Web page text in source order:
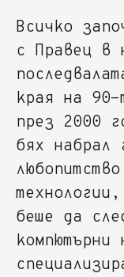
Всичко
с Правец в
края на
през 2000
бях набрал
беше да
компютърни